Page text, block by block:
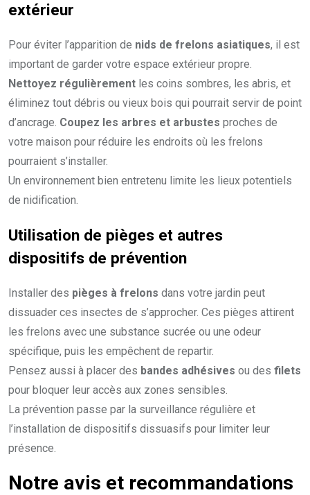
extérieur
Pour éviter l’apparition de nids de frelons asiatiques, il est
important de garder votre espace extérieur propre.
Nettoyez régulièrement les coins sombres, les abris, et
éliminez tout débris ou vieux bois qui pourrait servir de point
d’ancrage. Coupez les arbres et arbustes proches de
votre maison pour réduire les endroits où les frelons
pourraient s’installer.
Un environnement bien entretenu limite les lieux potentiels
de nidification.
Utilisation de pièges et autres
dispositifs de prévention
Installer des pièges à frelons dans votre jardin peut
dissuader ces insectes de s’approcher. Ces pièges attirent
les frelons avec une substance sucrée ou une odeur
spécifique, puis les empêchent de repartir.
Pensez aussi à placer des bandes adhésives ou des filets
pour bloquer leur accès aux zones sensibles.
La prévention passe par la surveillance régulière et
l’installation de dispositifs dissuasifs pour limiter leur
présence.
Notre avis et recommandations